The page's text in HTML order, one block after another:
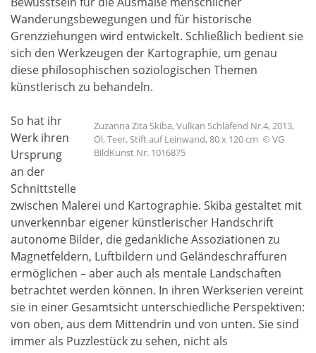
Wanderungsbewegungen und für historische
Grenzziehungen wird entwickelt. Schließlich bedient sie
sich den Werkzeugen der Kartographie, um genau
diese philosophischen soziologischen Themen
künstlerisch zu behandeln.
Zuzanna Zita Skiba, Vulkan Schlafend Nr.4, 2013,
Öl, Teer, Stift auf Leinwand, 80 x 120 cm © VG
BildKunst Nr. 1016875
So hat ihr
Werk ihren
Ursprung
an der
Schnittstelle
zwischen Malerei und Kartographie. Skiba gestaltet mit
unverkennbar eigener künstlerischer Handschrift
autonome Bilder, die gedankliche Assoziationen zu
Magnetfeldern, Luftbildern und Geländeschraffuren
ermöglichen – aber auch als mentale Landschaften
betrachtet werden können. In ihren Werkserien vereint
sie in einer Gesamtsicht unterschiedliche Perspektiven:
von oben, aus dem Mittendrin und von unten. Sie sind
immer als Puzzlestück zu sehen, nicht als